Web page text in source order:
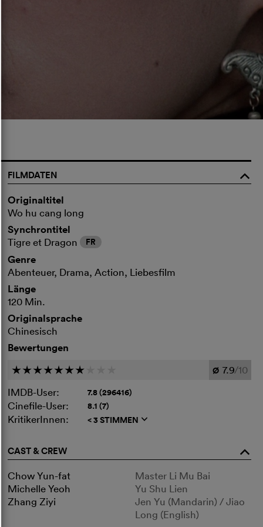
FILMDATEN
o
Originaltitel
Wo hu cang long
Synchrontitel
Tigre et Dragon FR
Genre
Abenteuer, Drama, Action, Liebesfilm
Länge
120 Min.
Originalsprache
Chinesisch
Bewertungen
c c c c c c c Ø 7.9/10
IMDB-User:
7.8 (296416)
Cinefile-User: 8.1 (7)
KritikerInnen: < 3 STIMMEN q
CAST & CREW o
Chow Yun-fat
Master Li Mu Bai
Michelle Yeoh
Yu Shu Lien
Zhang Ziyi
Jen Yu (Mandarin) / Jiao
Long (English)